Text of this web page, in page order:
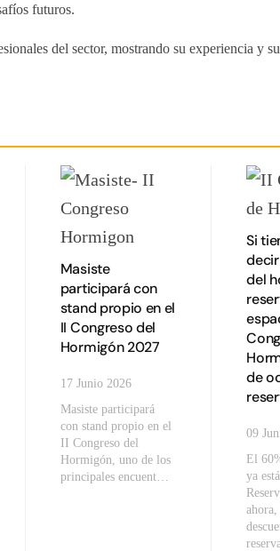
futuros.
del sector, mostrando su experiencia y
Masiste
participará con
stand propio en el
II Congreso del
Hormigón 2027
17 Junio 2026
Masiste participará
con stand propio en el
II Congreso del
Hormigón, uno de los
principales encuent…
Si
del
de
09
El
ya